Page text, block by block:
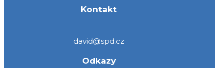
Kontakt
david@spd.cz
Odkazy